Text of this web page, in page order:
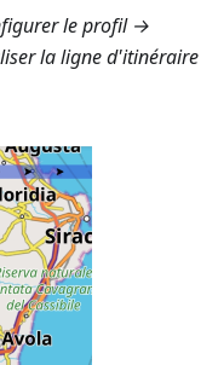
le profil →
la ligne d'itinéraire